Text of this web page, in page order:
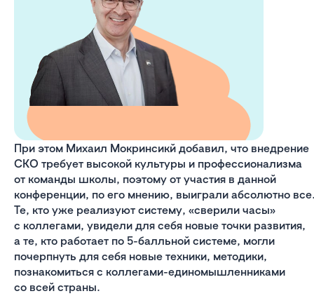
При этом Михаил Мокринсикй добавил, что внедрение
СКО требует высокой культуры и профессионализма
от команды школы, поэтому от участия в данной
конференции, по его мнению, выиграли абсолютно
Те, кто уже реализуют систему, «сверили часы»
с коллегами, увидели для себя новые точки развития,
а те, кто работает по 5-балльной системе, могли
почерпнуть для себя новые техники, методики,
познакомиться с коллегами-единомышленниками
со всей страны.